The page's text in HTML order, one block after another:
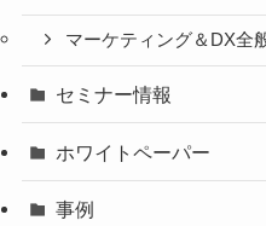
マーケティング＆DX全
セミナー情報
ホワイトペーパー
事例